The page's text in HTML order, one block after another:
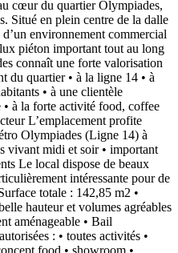
cœur du quartier Olympiades,
Situé en plein centre de la dalle
environnement commercial
piéton important tout au long
connaît une forte valorisation
du quartier •⁠ ⁠à la ligne 14 •⁠ ⁠à
•⁠ ⁠à une clientèle
•⁠ ⁠à la forte activité food, coffee
L’emplacement profite
Olympiades (Ligne 14) à
vivant midi et soir •⁠ ⁠important
Le local dispose de beaux
intéressante pour de
totale : 142,85 m2 •⁠
hauteur et volumes agréables
aménageable •⁠ ⁠Bail
: •⁠ ⁠toutes activités •⁠
food •⁠ ⁠showroom •⁠